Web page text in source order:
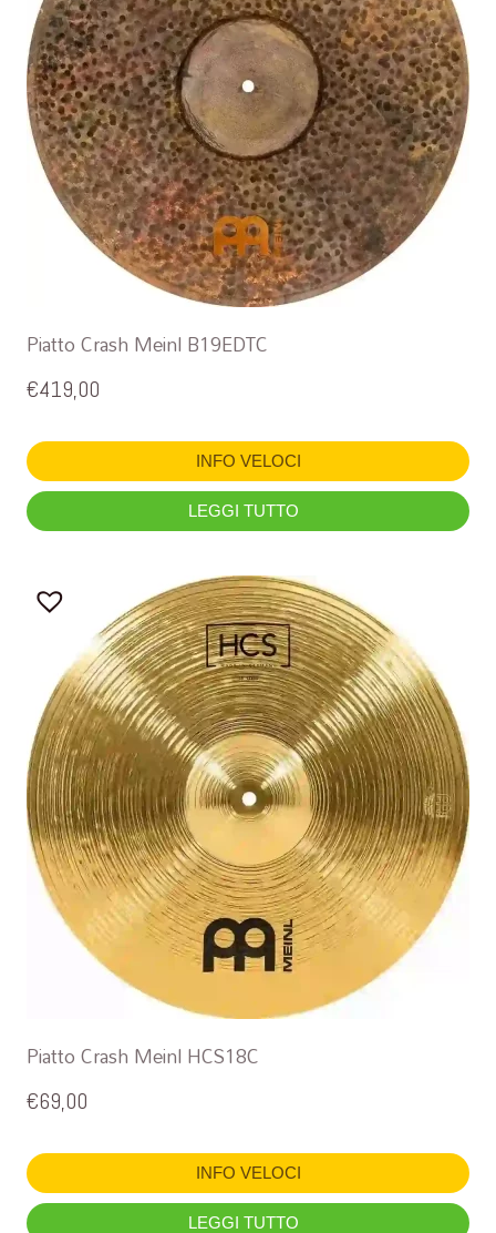
Piatto Crash Meinl B19EDTC
€419,00
INFO VELOCI
LEGGI TUTTO
Piatto Crash Meinl HCS18C
€69,00
INFO VELOCI
LEGGI TUTTO